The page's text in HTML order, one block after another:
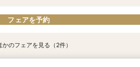
フェアを予約
かのフェアを見る（2件）